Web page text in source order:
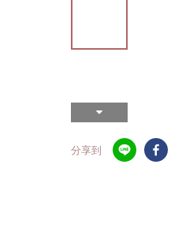
分享到